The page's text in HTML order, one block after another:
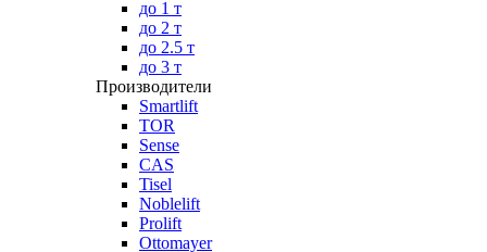
до 1 т
до 2 т
до 2.5 т
до 3 т
Производители
Smartlift
TOR
Sense
CAS
Tisel
Noblelift
Prolift
Ottomayer